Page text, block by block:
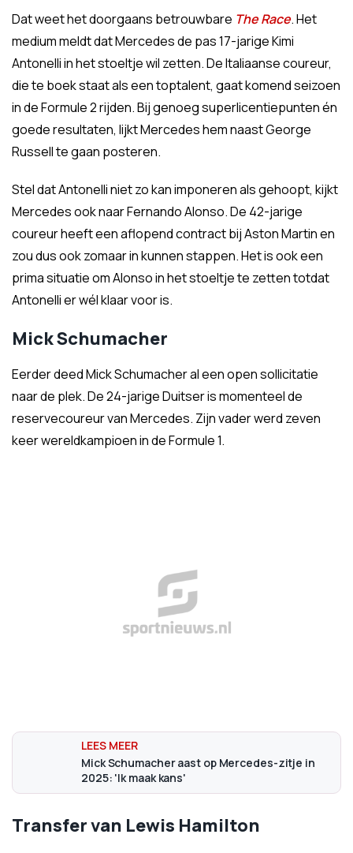
Dat weet het doorgaans betrouwbare The Race. Het
medium meldt dat Mercedes de pas 17-jarige Kimi
Antonelli in het stoeltje wil zetten. De Italiaanse coureur,
die te boek staat als een toptalent, gaat komend seizoen
in de Formule 2 rijden. Bij genoeg superlicentiepunten én
goede resultaten, lijkt Mercedes hem naast George
Russell te gaan posteren.
Stel dat Antonelli niet zo kan imponeren als gehoopt, kijkt
Mercedes ook naar Fernando Alonso. De 42-jarige
coureur heeft een aflopend contract bij Aston Martin en
zou dus ook zomaar in kunnen stappen. Het is ook een
prima situatie om Alonso in het stoeltje te zetten totdat
Antonelli er wél klaar voor is.
Mick Schumacher
Eerder deed Mick Schumacher al een open sollicitatie
naar de plek. De 24-jarige Duitser is momenteel de
reservecoureur van Mercedes. Zijn vader werd zeven
keer wereldkampioen in de Formule 1.
Mick Schumacher aast op Mercedes-zitje in
2025: 'Ik maak kans'
Transfer van Lewis Hamilton